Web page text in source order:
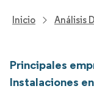
Inicio Análisis
Principales
Instalaciones